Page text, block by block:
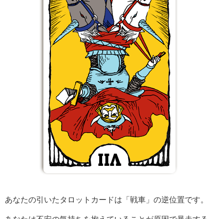
あなたの引いたタロットカードは「戦車」の逆位置です。